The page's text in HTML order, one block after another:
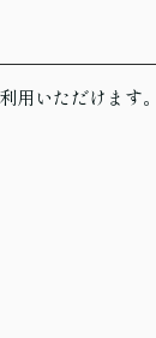
用いただけます。